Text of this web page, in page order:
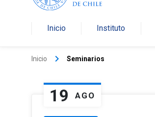
Inicio Instituto
Inicio keyboard_arrow_right Seminarios
19 AGO